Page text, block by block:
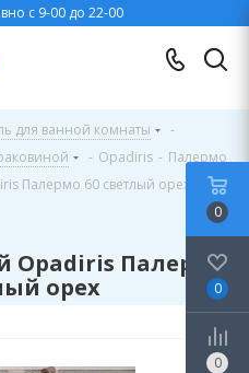
с 9-00 до 22-00
для ванной комнаты
-
- Opadiris - Палермо
Палермо 60 светлый орех
Opadiris Палермо
орех
0
0
0